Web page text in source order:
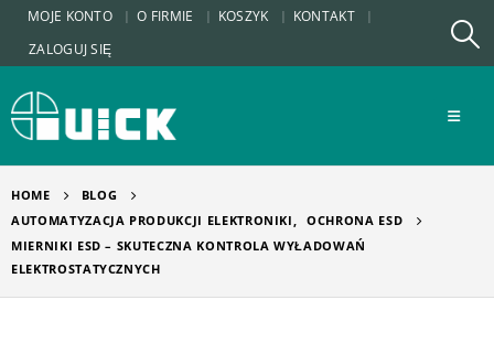
MOJE KONTO O FIRMIE KOSZYK
KONTAKT
ZALOGUJ SIĘ
HOME
BLOG
AUTOMATYZACJA PRODUKCJI ELEKTRONIKI,
OCHRONA ESD
MIERNIKI ESD – SKUTECZNA KONTROLA WYŁADOWAŃ
ELEKTROSTATYCZNYCH